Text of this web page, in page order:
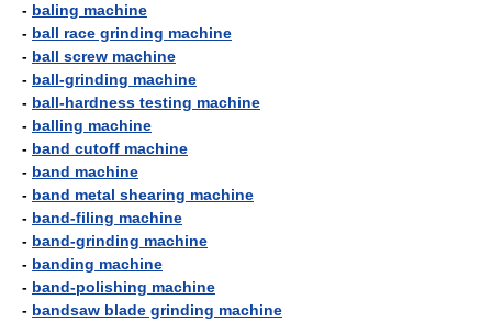
- baling machine
- ball race grinding machine
- ball screw machine
- ball-grinding machine
- ball-hardness testing machine
- balling machine
- band cutoff machine
- band machine
- band metal shearing machine
- band-filing machine
- band-grinding machine
- banding machine
- band-polishing machine
- bandsaw blade grinding machine